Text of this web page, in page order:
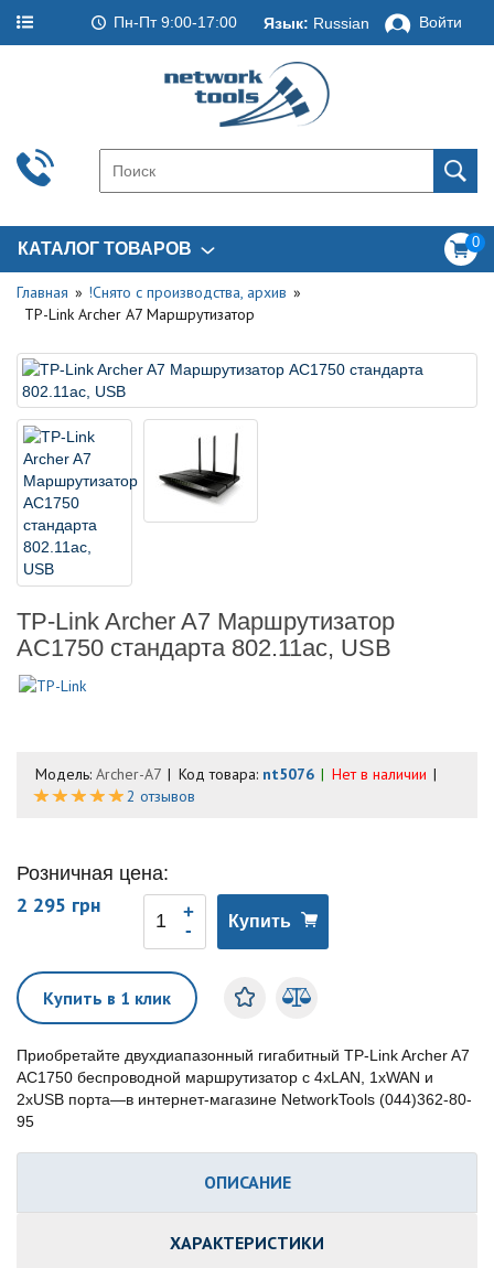
Пн-Пт 9:00-17:00 Язык: Russian Войти
КАТАЛОГ ТОВАРОВ 0
Главная
!Снято с производства, архив
TP-Link Archer A7 Маршрутизатор
TP-Link Archer A7 Маршрутизатор
AC1750 стандарта 802.11ac, USB
Модель: Archer-A7 Код товара: nt5076
Нет в наличии
2 отзывов
Розничная цена:
2 295 грн
Купить
Купить в 1 клик
Приобретайте двухдиапазонный гигабитный TP-Link Archer A7
AC1750 беспроводной маршрутизатор с 4xLAN, 1xWAN и
2xUSB порта—в интернет-магазине NetworkTools (044)362-80-
95
ОПИСАНИЕ
ХАРАКТЕРИСТИКИ